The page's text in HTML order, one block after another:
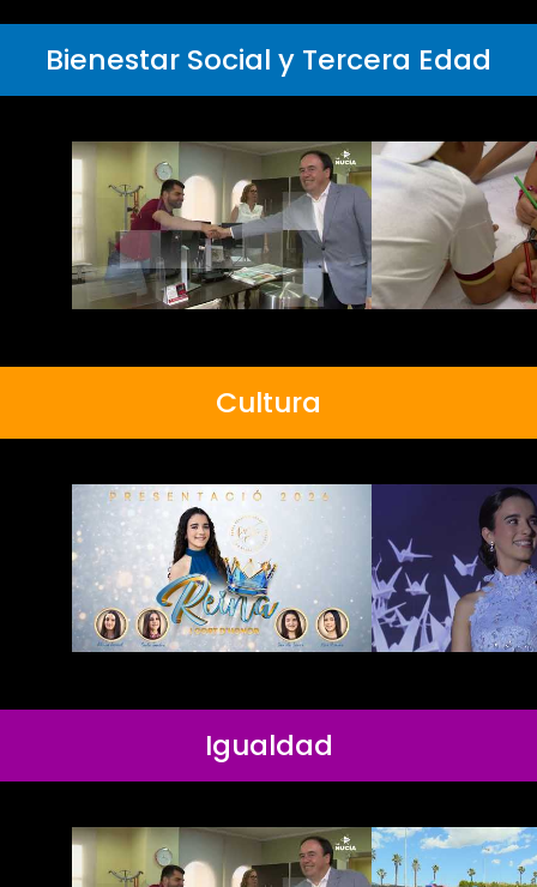
Bienestar Social y Tercera Edad
Cultura
Igualdad